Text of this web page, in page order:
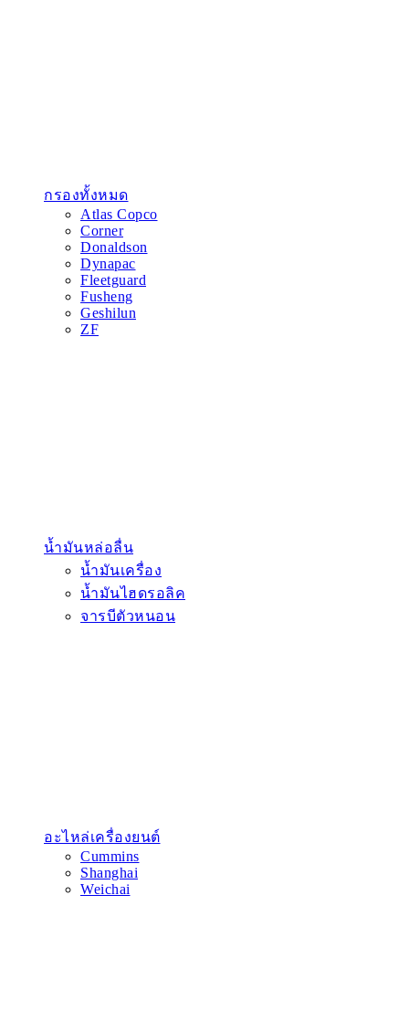
กรองทั้งหมด
Atlas Copco
Corner
Donaldson
Dynapac
Fleetguard
Fusheng
Geshilun
ZF
น้ำมันหล่อลื่น
น้ำมันเครื่อง
น้ำมันไฮดรอลิค
จารบีตัวหนอน
อะไหล่เครื่องยนต์
Cummins
Shanghai
Weichai